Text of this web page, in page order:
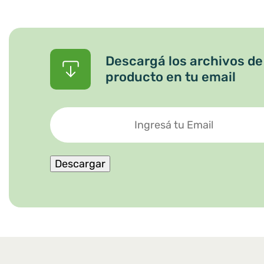
Descargá los archivos
producto en tu email
Ingresá
tu
Email
Descargar